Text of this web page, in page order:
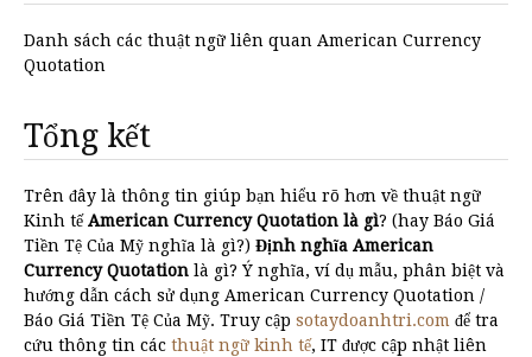
Danh sách các thuật ngữ liên quan American Currency
Quotation
Tổng kết
Trên đây là thông tin giúp bạn hiểu rõ hơn về thuật ngữ
Kinh tếAmerican Currency Quotation là gì? (hay Báo Giá
Tiền Tệ Của Mỹ nghĩa là gì?) Định nghĩa American
Currency Quotation là gì? Ý nghĩa, ví dụ mẫu, phân biệt và
hướng dẫn cách sử dụng American Currency Quotation /
Báo Giá Tiền Tệ Của Mỹ. Truy cập sotaydoanhtri.com để tra
cứu thông tin các thuật ngữ kinh tế, IT được cập nhật liên